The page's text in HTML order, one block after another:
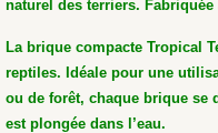
naturel des terriers.
La brique compacte Tropical
reptiles. Idéale pour une
ou de forêt, chaque brique se
est plongée dans l’eau.